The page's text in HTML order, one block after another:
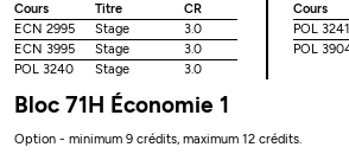
Cours
Titre
CR
ECN 2995
Stage
3.0
ECN 3995
Stage
3.0
POL 3240
Stage 3.0
Cours
POL 3241
POL
Bloc 71H Économie 1
Option - minimum 9 crédits, maximum 12 crédits.